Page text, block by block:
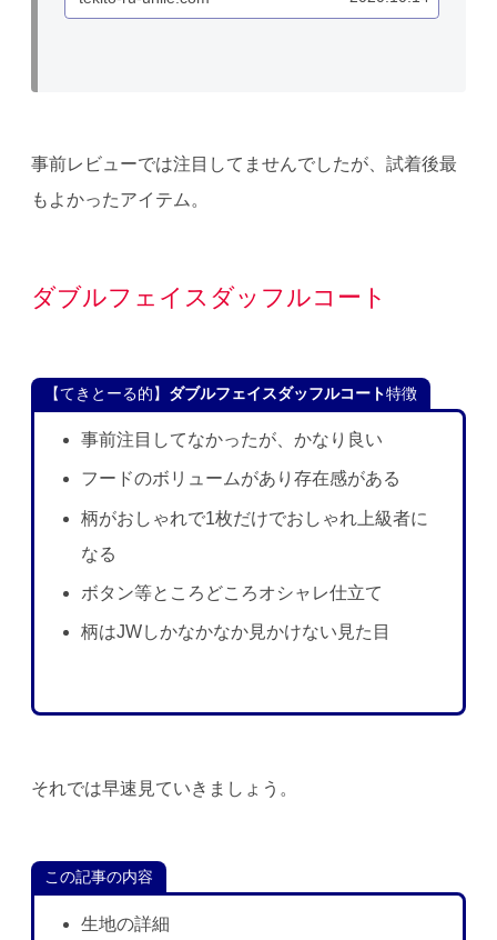
事前レビューでは注目してませんでしたが、試着後最
もよかったアイテム。
ダブルフェイスダッフルコート
【てきとーる的】 ダブルフェイスダッフルコート特徴
事前注目してなかったが、かなり良い
フードのボリュームがあり存在感がある
柄がおしゃれで1枚だけでおしゃれ上級者に
なる
ボタン等ところどころオシャレ仕立て
柄はJWしかなかなか見かけない見た目
それでは早速見ていきましょう。
この記事の内容
生地の詳細